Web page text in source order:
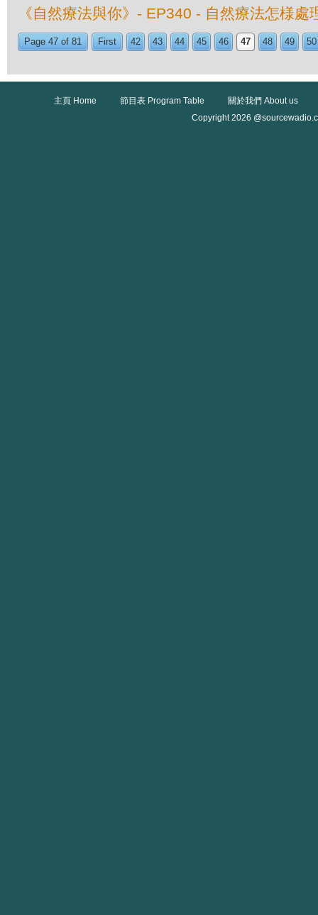
《自然療法與你》- EP340 - 自然療法怎様處
Page 47 of 81 First 42 43 44 45 46 47 48 49 50
主頁 Home 節目表 Program Table
關於我們 About us
Copyright 2026